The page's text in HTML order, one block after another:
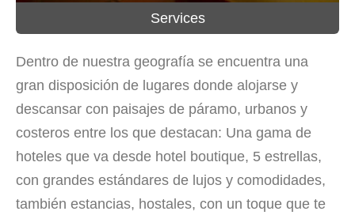
Services
Dentro de nuestra geografía se encuentra una
gran disposición de lugares donde alojarse y
descansar con paisajes de páramo, urbanos y
costeros entre los que destacan: Una gama de
hoteles que va desde hotel boutique, 5 estrellas,
con grandes estándares de lujos y comodidades,
también estancias, hostales, con un toque que te